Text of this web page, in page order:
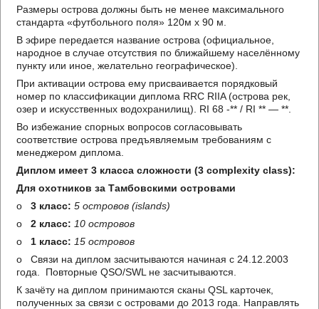
Размеры острова должны быть не менее максимального
стандарта «футбольного поля» 120м х 90 м.
В эфире передается название острова (официальное,
народное в случае отсутствия по ближайшему населённому
пункту или иное, желательно географическое).
При активации острова ему присваивается порядковый
номер по классификации диплома RRC RIIA (острова рек,
озер и искусственных водохранилищ). RI 68 -** / RI ** — **.
Во избежание спорных вопросов согласовывать
соответствие острова предъявляемым требованиям с
менеджером диплома.
Диплом имеет 3 класса сложности (3 complexity class):
Для охотников за Тамбовскими островами
o3 класс: 5 островов(islands)
o2 класс: 10 островов
o 1 класс: 15 островов
o Связи на диплом засчитываются начиная с 24.12.2003
года. Повторные QSO/SWL не засчитываются.
К зачёту на диплом принимаются сканы QSL карточек,
полученных за связи с островами до 2013 года. Направлять